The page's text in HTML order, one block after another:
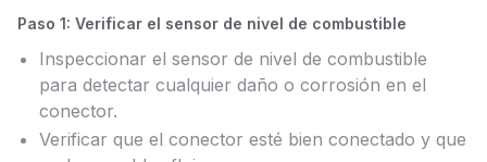
Paso 1: Verificar el sensor de nivel de combustible
Inspeccionar el sensor de nivel de combustible
para detectar cualquier daño o corrosión en el
conector.
Verificar que el conector esté bien conectado y que